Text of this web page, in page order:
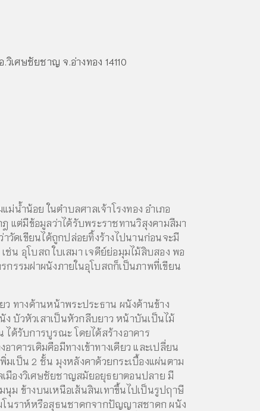
วิเศษชัยชาญ จ.อ่างทอง 14110
น้ำน้อย ในตำบลศาลเจ้าโรงทอง อำเภอ
แต่มีข้อมูลว่าได้รับพระราชทานวิสุงคามสีมา
วัดเขียนได้ถูกปล่อยทิ้งร้างไปนานก่อนจะมี
น อุโบสถ ใบเสมา เจดีย์ย่อมุมไม้สิบสอง พอ
รรมฝาผนังภายในอุโบสถก็เป็นภาพที่เขียน
ว ทางด้านหน้าพระประธาน ผนังด้านข้าง
ง บัวหัวเสาเป็นหัวกลีบยาว หน้าบันเป็นไม้
ได้รับการบูรณะ โดยได้สร้างอาคาร
คารเดิมคือมีทางเข้าทางเดียว และเปลี่ยน
เป็น 2 ชั้น มุงหลังคาด้วยกระเบื้องแผ่นตาม
มืองวิเศษชัยชาญสมัยอยุธยาตอนปลาย มี
ม ข้างบนเหนือเส้นสินเทาขึ้นไปเป็นรูปฤาษี
โนราห์หรือสุธนชาดกจากปัญญาสชาดก ผนัง